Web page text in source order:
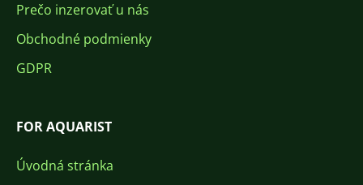
Prečo inzerovať u nás
Obchodné podmienky
GDPR
FOR AQUARIST
Úvodná stránka